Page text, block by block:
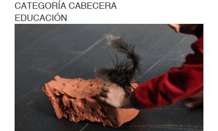
CATEGORÍA CABECERA
EDUCACIÓN